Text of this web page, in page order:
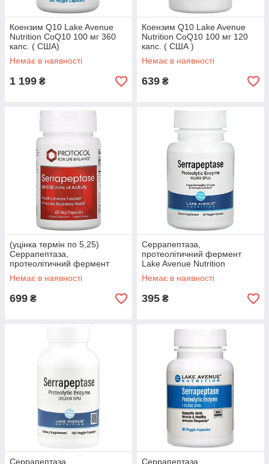
Коензим Q10 Lake Avenue
Nutrition CoQ10 100 мг 360
капс. ( США)
Немає в наявності
1 199 ₴
Коензим Q10 Lake Avenue
Nutrition CoQ10 100 мг 120
капс. ( США )
Немає в наявності
639 ₴
(уцінка термін по 5,25)
Серрапептаза,
протеолітичний фермент
Protocol for Life Balance
Serrapeptase 60,000 SPU 60
Немає в наявності
699 ₴
Серрапептаза,
протеолітичний фермент
Lake Avenue Nutrition
Serrapeptase 40,000 SPUs 30
капс.
Немає в наявності
395 ₴
Серрапептаза,
Серрапептаза,